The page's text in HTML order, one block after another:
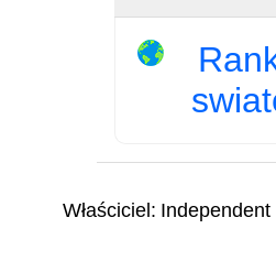
Właściciel: